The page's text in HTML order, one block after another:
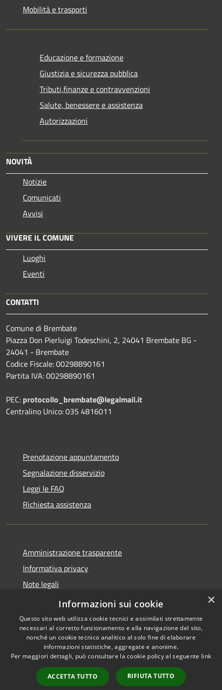
Mobilità e trasporti
Educazione e formazione
Giustizia e sicurezza pubblica
Tributi,finanze e contravvenzioni
Salute, benessere e assistenza
Autorizzazioni
NOVITÀ
Notizie
Comunicati
Avvisi
VIVERE IL COMUNE
Luoghi
Eventi
CONTATTI
Comune di Brembate
Piazza Don Pierluigi Todeschini, 2, 24041 Brembate BG -
24041 - Brembate
Codice Fiscale: 00298890161
Partita IVA: 00298890161
PEC: protocollo_brembate@legalmail.it
Centralino Unico: 035 4816011
Prenotazione appuntamento
Segnalazione disservizio
Leggi le FAQ
Richiesta assistenza
Amministrazione trasparente
Informativa privacy
Note legali
Dichiarazione di accessibilità
Accessibilità
Copyright © 2026 • Comune di
Brembate • Powered by
Municipium•
Accesso
redazione
×
Informazioni sui cookie
Questo sito web utilizza cookie tecnici e assimilati strettamente
necessari al corretto funzionamento e alla navigazione del sito,
nonché un cookie tecnico analitico al solo fine di elaborare
informazioni statistiche, aggregate e anonime.
Per maggiori dettagli, può consultare la cookie policy al seguente link
ACCETTA TUTTO RIFIUTA TUTTO